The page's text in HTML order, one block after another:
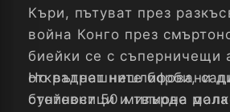
Къри, пътуват през
война Конго през
биейки се с съперничещи
откраднат нешлифовани
стойност 50 милиона
Но вътрешните борби,
бунтовници и твърде